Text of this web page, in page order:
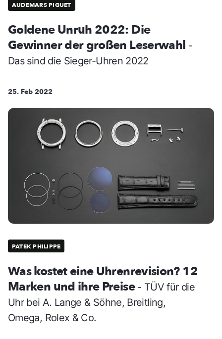
AUDEMARS PIGUET
Goldene Unruh 2022: Die
Gewinner der großen Leserwahl -
Das sind die Sieger-Uhren 2022
25. Feb 2022
PATEK PHILIPPE
Was kostet eine Uhrenrevision? 12
Marken und ihre Preise - TÜV für die
Uhr bei A. Lange & Söhne, Breitling,
Omega, Rolex & Co.